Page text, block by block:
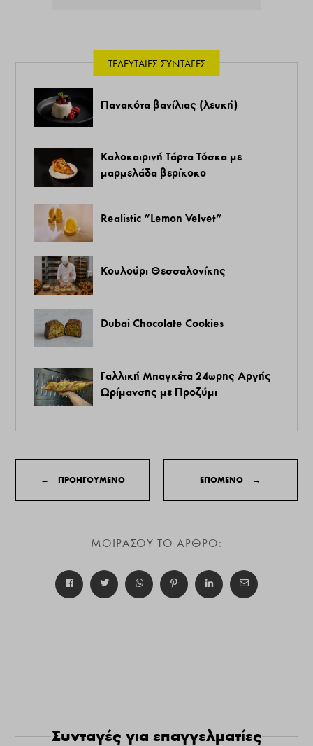
ΤΕΛΕΥΤΑΊΕΣ ΣΥΝΤΑΓΈΣ
Πανακότα βανίλιας (λευκή)
Καλοκαιρινή Τάρτα Τόσκα με
μαρμελάδα βερίκοκο
Realistic “Lemon Velvet”
Κουλούρι Θεσσαλονίκης
Dubai Chocolate Cookies
Γαλλική Μπαγκέτα 24ωρης Αργής
Ωρίμανσης με Προζύμι
← ΠΡΟΗΓΟΥΜΕΝΟ ΕΠΟΜΕΝΟ →
ΜΟΙΡΑΣΟΥ ΤΟ ΑΡΘΡΟ:
Συνταγές για επαγγελματίες